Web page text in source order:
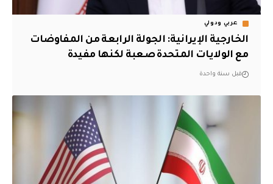
عربي ودولي
الخارجية الإيرانية: الجولة الرابعة من المفاوضات
مع الولايات المتحدة صعبة لكنها مفيدة
قبل سنة واحدة